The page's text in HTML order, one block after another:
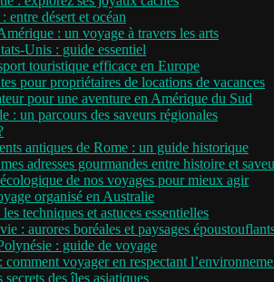
entre désert et océan
: un voyage à travers les arts
Unis : guide essentiel
touristique efficace en Europe
pour propriétaires de locations de vacances
pour une aventure en Amérique du Sud
: un parcours des saveurs régionales
antiques de Rome : un guide historique
adresses gourmandes entre histoire et
de nos voyages pour mieux agir
organisé en Australie
techniques et astuces essentielles
: aurores boréales et paysages
: guide de voyage
comment voyager en respectant
des îles asiatiques